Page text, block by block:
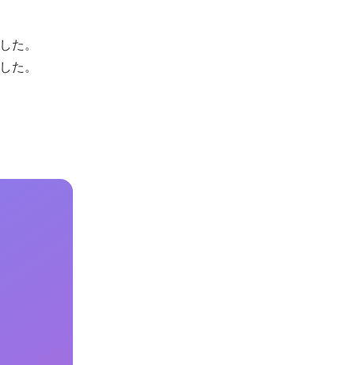
た。
た。